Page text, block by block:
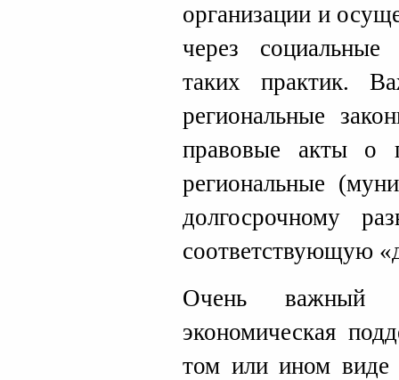
организации и
через
таких практик.
региональные
правовые акты о
региональные
долгосрочному
соответствующую
Очень важный
экономическая
том или ином виде